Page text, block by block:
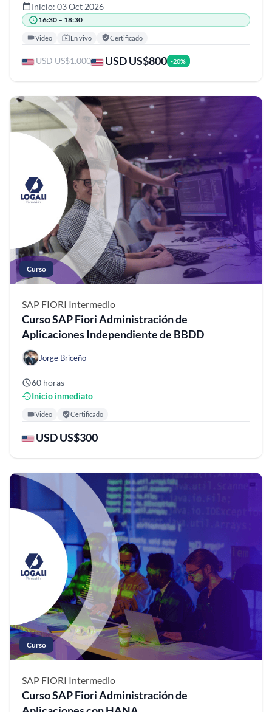
Inicio: 03 Oct 2026
16:30 – 18:30
Video En vivo Certificado
USD US$1.000 USD US$800 -20%
Curso
SAP FIORI Intermedio
Curso SAP Fiori Administración de
Aplicaciones Independiente de BBDD
Jorge Briceño
60 horas
Inicio inmediato
Video Certificado
USD US$300
Curso
SAP FIORI Intermedio
Curso SAP Fiori Administración de